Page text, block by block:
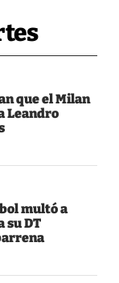
que el Milan
Leandro
multó a
su DT